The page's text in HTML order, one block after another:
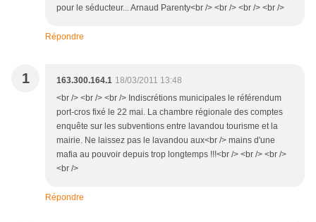
pour le séducteur... Arnaud Parenty<br /> <br /> <br /> <br />
Répondre
1 163.300.164.1 18/03/2011 13:48
<br /> <br /> <br /> Indiscrétions municipales le référendum
port-cros fixé le 22 mai. La chambre régionale des comptes
enquête sur les subventions entre lavandou tourisme et la
mairie. Ne laissez pas le lavandou aux<br /> mains d'une
mafia au pouvoir depuis trop longtemps !!!<br /> <br /> <br />
<br />
Répondre